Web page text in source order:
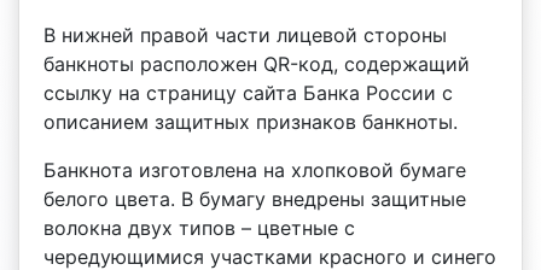
В нижней правой части лицевой стороны
банкноты расположен QR-код, содержащий
ссылку на страницу сайта Банка России с
описанием защитных признаков банкноты.
Банкнота изготовлена на хлопковой бумаге
белого цвета. В бумагу внедрены защитные
волокна двух типов – цветные с
чередующимися участками красного и синего